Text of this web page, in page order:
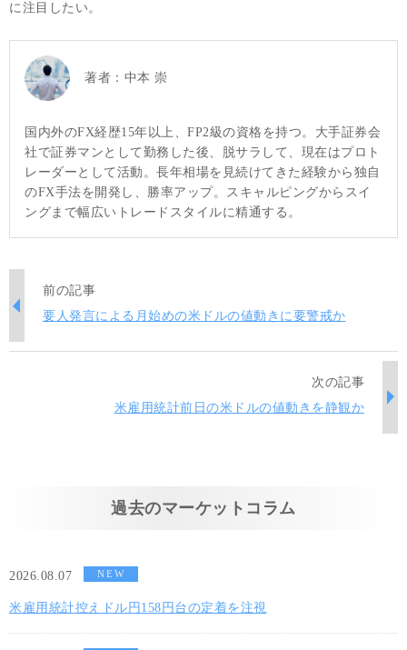
に注目したい。
著者： 中本 崇
国内外のFX経歴15年以上、FP2級の資格を持つ。大手証券会
社で証券マンとして勤務した後、脱サラして、現在はプロト
レーダーとして活動。長年相場を見続けてきた経験から独自
のFX手法を開発し、勝率アップ。スキャルピングからスイ
ングまで幅広いトレードスタイルに精通する。
前の記事
要人発言による月始めの米ドルの値動きに要警戒か
次の記事
米雇用統計前日の米ドルの値動きを静観か
過去のマーケットコラム
2026.08.07 NEW
米雇用統計控えドル円158円台の定着を注視